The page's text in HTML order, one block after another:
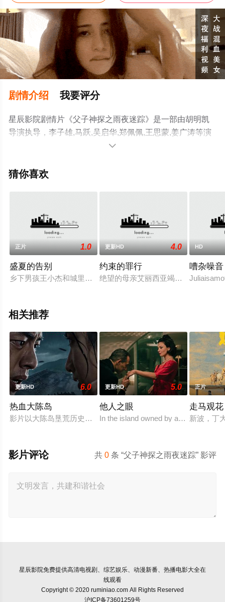
剧情介绍 我要评分
星辰影院剧情片《父子神探之雨夜迷踪》是一部由胡明凯
导演执导，李子雄,马跃,吴启华,郑佩佩,王思蒙,姜广涛等演
员精彩演绎的大陆电影，手机免费观看高清无删减完整版
电视猫或剧情网等平台了解。

猜你喜欢
正片 1.0
盛夏的告别
乡下男孩王小杰和城里女孩何心琪都有着复杂的家庭，他们在
更新HD 4.0
约束的罪行
绝望的母亲艾丽西亚竭尽所能阻止其
HD
嘈杂噪音
相关推荐
更新HD 6.0
热血大陈岛
影片以大陈岛垦荒历史为创作底色，在尊重历史真实性的前提
更新HD 5.0
他人之眼
In the island owned by a wealthy
正片
走马观花
新波，丁
共0 条 “父子神探之雨夜迷踪” 影评
影片评论
星辰影院免费提供高清电视剧、综艺娱乐、动漫新番、热播电影大全在
线观看
Copyright © 2020 ruminiao.com All Rights Reserved
沪ICP备73601259号